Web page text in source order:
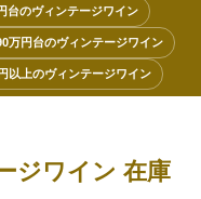
台のヴィンテージワイン
万円台のヴィンテージワイン
以上のヴィンテージワイン
ジワイン 在庫